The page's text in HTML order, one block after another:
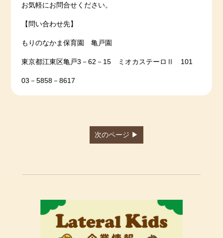
お気軽にお問合せください。
【問い合わせ先】
もりのなかま保育園 亀戸園
東京都江東区亀戸3－62－15 ミオカステーロⅡ 101
03－5858－8617
次のページ ▶